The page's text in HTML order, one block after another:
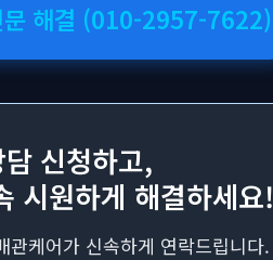
문 해결 (010-2957-7622)
신청하고,
시원하게 해결하세요!
케어가 신속하게 연락드립니다.